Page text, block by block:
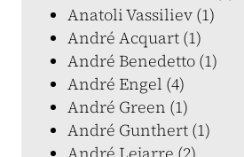
Anatoli Vassiliev (1)
André Acquart (1)
André Benedetto (1)
André Engel (4)
André Green (1)
André Gunthert (1)